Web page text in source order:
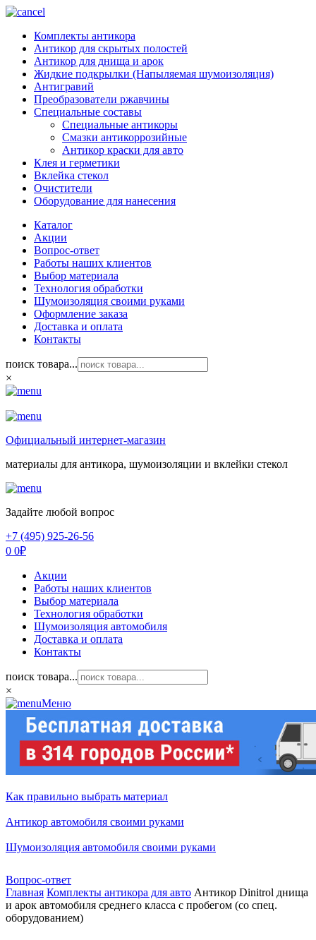
Комплекты антикора
Антикор для скрытых полостей
Антикор для днища и арок
Жидкие подкрылки (Напыляемая шумоизоляция)
Антигравий
Преобразователи ржавчины
Специальные составы
Специальные антикоры
Смазки антикоррозийные
Антикор краски для авто
Клея и герметики
Вклейка стекол
Очистители
Оборудование для нанесения
Каталог
Акции
Вопрос-ответ
Работы наших клиентов
Выбор материала
Технология обработки
Шумоизоляция своими руками
Оформление заказа
Доставка и оплата
Контакты
поиск товара...
×
Официальный интернет-магазин
материалы для антикора, шумоизоляции и вклейки стекол
Задайте любой вопрос
+7 (495) 925-26-56
0 0₽
Акции
Работы наших клиентов
Выбор материала
Технология обработки
Шумоизоляция автомобиля
Доставка и оплата
Контакты
поиск товара...
×
Меню
Как правильно выбрать материал
Антикор автомобиля своими руками
Шумоизоляция автомобиля своими руками
Вопрос-ответ
Главная Комплекты антикора для авто Антикор Dinitrol днища
и арок автомобиля среднего класса с пробегом (со спец.
оборудованием)